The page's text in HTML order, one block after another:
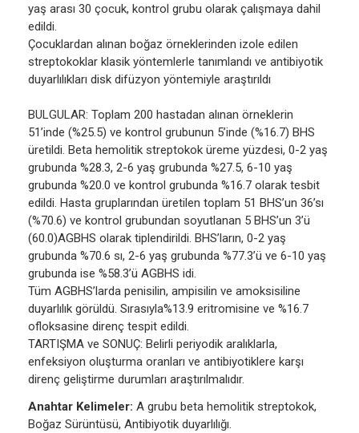
yaş arası 30 çocuk, kontrol grubu olarak çalışmaya dahil
edildi.
Çocuklardan alınan boğaz örneklerinden izole edilen
streptokoklar klasik yöntemlerle tanımlandı ve antibiyotik
duyarlılıkları disk difüzyon yöntemiyle araştırıldı
BULGULAR: Toplam 200 hastadan alınan örneklerin
51’inde (%25.5) ve kontrol grubunun 5’inde (%16.7) BHS
üretildi. Beta hemolitik streptokok üreme yüzdesi, 0-2 yaş
grubunda %28.3, 2-6 yaş grubunda %27.5, 6-10 yaş
grubunda %20.0 ve kontrol grubunda %16.7 olarak tesbit
edildi. Hasta gruplarından üretilen toplam 51 BHS’un 36’sı
(%70.6) ve kontrol grubundan soyutlanan 5 BHS’un 3’ü
(60.0)AGBHS olarak tiplendirildi. BHS’ların, 0-2 yaş
grubunda %70.6 sı, 2-6 yaş grubunda %77.3’ü ve 6-10 yaş
grubunda ise %58.3’ü AGBHS idi.
Tüm AGBHS’larda penisilin, ampisilin ve amoksisiline
duyarlılık görüldü. Sırasıyla%13.9 eritromisine ve %16.7
ofloksasine direnç tespit edildi.
TARTIŞMA ve SONUÇ: Belirli periyodik aralıklarla,
enfeksiyon oluşturma oranları ve antibiyotiklere karşı
direnç geliştirme durumları araştırılmalıdır.
Anahtar Kelimeler: A grubu beta hemolitik streptokok,
Boğaz Sürüntüsü, Antibiyotik duyarlılığı.